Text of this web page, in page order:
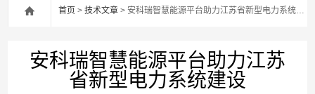
首页 >技术文章 > 安科瑞智慧能源平台助力江苏省新型电力系统建设
安科瑞智慧能源平台助力江苏
省新型电力系统建设